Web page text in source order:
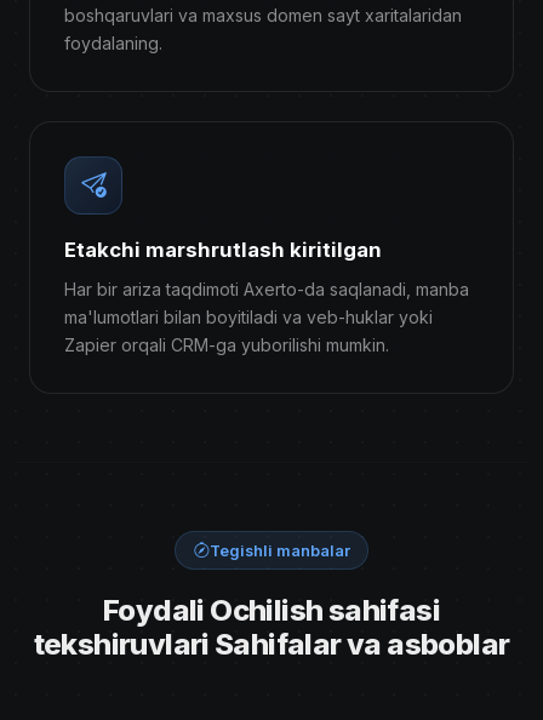
boshqaruvlari va maxsus domen sayt xaritalaridan
foydalaning.
Etakchi marshrutlash kiritilgan
Har bir ariza taqdimoti Axerto-da saqlanadi, manba
ma'lumotlari bilan boyitiladi va veb-huklar yoki
Zapier orqali CRM-ga yuborilishi mumkin.
Tegishli manbalar
Foydali Ochilish sahifasi
tekshiruvlari Sahifalar va asboblar